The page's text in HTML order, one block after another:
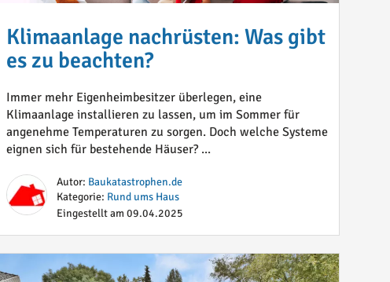
Klimaanlage nachrüsten: Was gibt
es zu beachten?
Immer mehr Eigenheimbesitzer überlegen, eine
Klimaanlage installieren zu lassen, um im Sommer für
angenehme Temperaturen zu sorgen. Doch welche Systeme
eignen sich für bestehende Häuser? ...
Autor: Baukatastrophen.de
Kategorie: Rund ums Haus
Eingestellt am 09.04.2025